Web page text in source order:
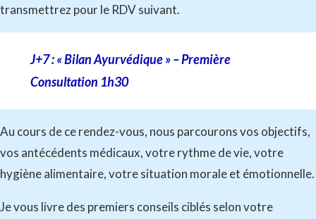
transmettrez pour le RDV suivant.
J+7 : « Bilan Ayurvédique » – Première
Consultation 1h30
Au cours de ce rendez-vous, nous parcourons vos objectifs,
vos antécédents médicaux, votre rythme de vie, votre
hygiène alimentaire, votre situation morale et émotionnelle.
Je vous livre des premiers conseils ciblés selon votre